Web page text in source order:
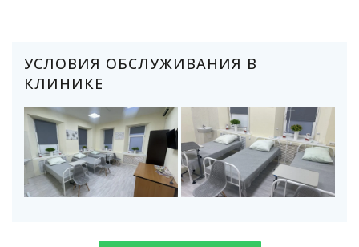
УСЛОВИЯ ОБСЛУЖИВАНИЯ В
КЛИНИКЕ